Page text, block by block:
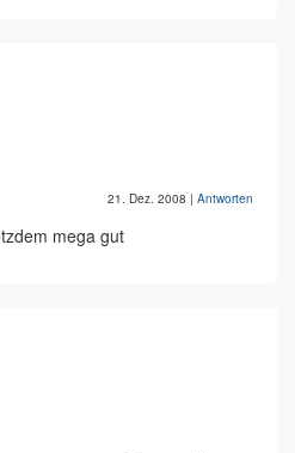
21. Dez. 2008 | Antworten
mega gut